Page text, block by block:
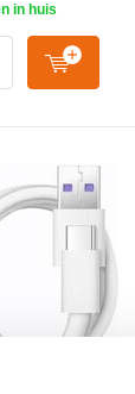
in huis